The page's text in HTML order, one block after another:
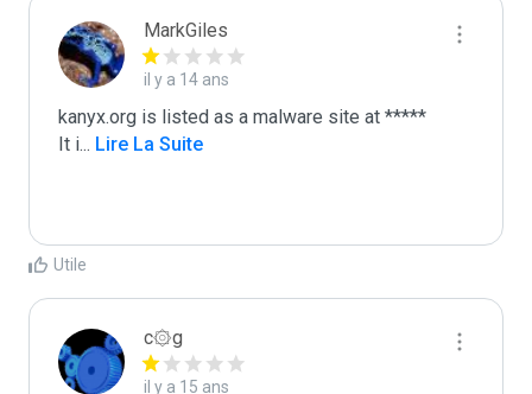
MarkGiles
il y a 14 ans
kanyx.org is listed as a malware site at *****
It i... Lire La Suite
Utile
c۞g
il y a 15 ans